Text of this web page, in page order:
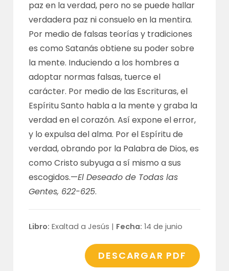
paz en la verdad, pero no se puede hallar
verdadera paz ni consuelo en la mentira.
Por medio de falsas teorías y tradiciones
es como Satanás obtiene su poder sobre
la mente. Induciendo a los hombres a
adoptar normas falsas, tuerce el
carácter. Por medio de las Escrituras, el
Espíritu Santo habla a la mente y graba la
verdad en el corazón. Así expone el error,
y lo expulsa del alma. Por el Espíritu de
verdad, obrando por la Palabra de Dios, es
como Cristo subyuga a sí mismo a sus
escogidos.—El Deseado de Todas las
Gentes, 622-625.
Libro: Exaltad a Jesús | Fecha: 14 de junio
DESCARGAR PDF